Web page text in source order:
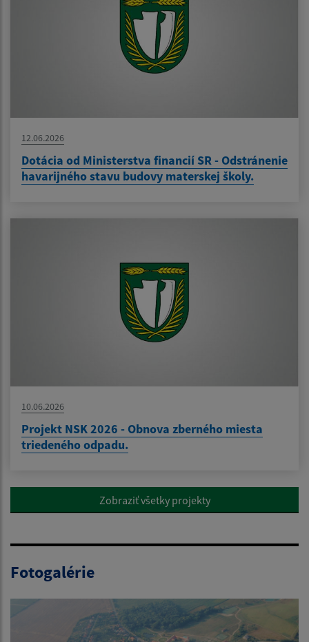
12.06.2026
Dotácia od Ministerstva financií SR - Odstránenie
havarijného stavu budovy materskej školy.
10.06.2026
Projekt NSK 2026 - Obnova zberného miesta
triedeného odpadu.
Zobraziť všetky projekty
Fotogalérie